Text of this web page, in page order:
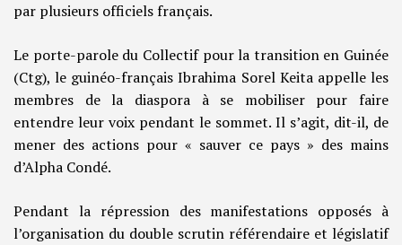
par plusieurs officiels français.
Le porte-parole du Collectif pour la transition en Guinée
(Ctg), le guinéo-français Ibrahima Sorel Keita appelle les
membres de la diaspora à se mobiliser pour faire
entendre leur voix pendant le sommet. Il s’agit, dit-il, de
mener des actions pour « sauver ce pays » des mains
d’Alpha Condé.
Pendant la répression des manifestations opposés à
l’organisation du double scrutin référendaire et législatif